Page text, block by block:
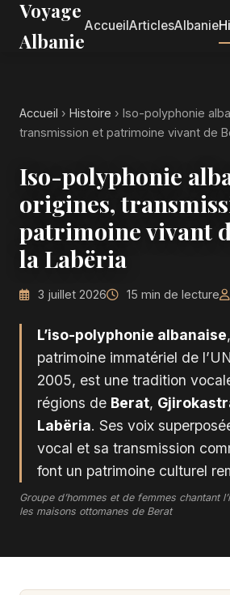
Voyage
Albanie
AccueilArticlesAlbanie
Accueil › Histoire › Iso-polyphonie
transmission et patrimoine vivant de
Iso-polyphonie
origines,
patrimoine vivant
la Labëria
3 juillet 2026 15 min de lecture
L’iso-polyphonie albanaise
patrimoine immatériel de
2005, est une tradition
régions de Berat,
Labëria. Ses voix
vocal et sa transmission
font un patrimoine culturel
Groupe d’hommes et de femmes chantant
les maisons ottomanes de Berat